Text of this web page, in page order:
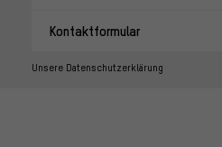
Kontaktformular
Unsere Datenschutzerklärung